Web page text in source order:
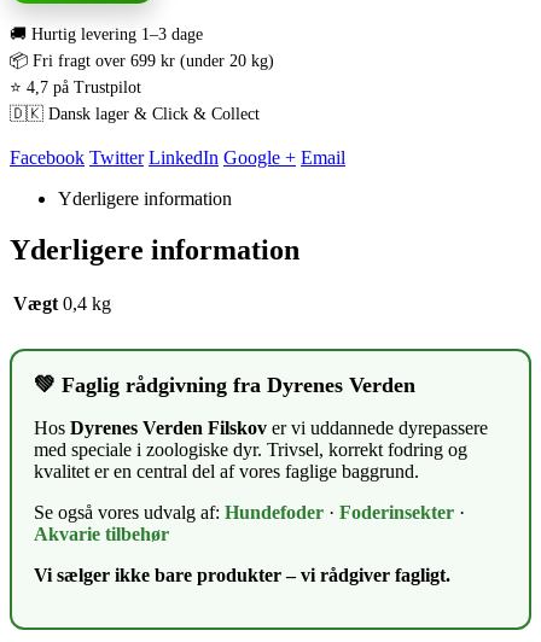
🚚 Hurtig levering 1–3 dage
📦 Fri fragt over 699 kr (under 20 kg)
⭐ 4,7 på Trustpilot
🇩🇰 Dansk lager & Click & Collect
Facebook Twitter LinkedIn Google + Email
Yderligere information
Yderligere information
Vægt 0,4 kg
💚 Faglig rådgivning fra Dyrenes Verden
Hos Dyrenes Verden Filskov er vi uddannede dyrepassere
med speciale i zoologiske dyr. Trivsel, korrekt fodring og
kvalitet er en central del af vores faglige baggrund.
Se også vores udvalg af: Hundefoder · Foderinsekter ·
Akvarie tilbehør
Vi sælger ikke bare produkter – vi rådgiver fagligt.